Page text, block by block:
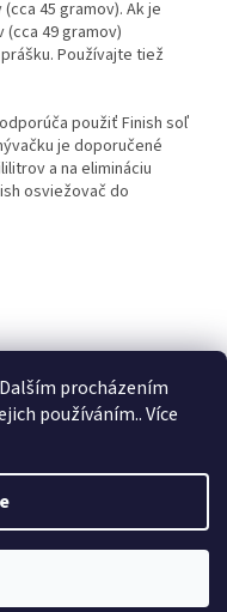
procházením
používáním.. Více
45 gramov). Ak je
49 gramov)
Používajte tiež
použiť Finish soľ
je doporučené
a na elimináciu
osviežovač do
práva vyhradené.